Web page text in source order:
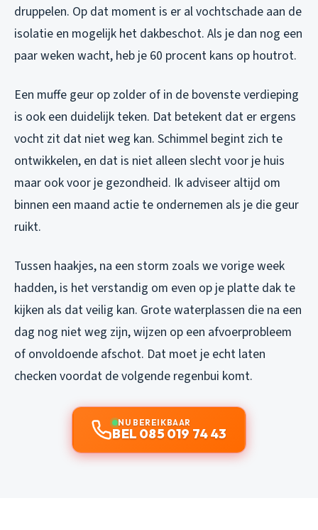
druppelen. Op dat moment is er al vochtschade aan de
isolatie en mogelijk het dakbeschot. Als je dan nog een
paar weken wacht, heb je 60 procent kans op houtrot.
Een muffe geur op zolder of in de bovenste verdieping
is ook een duidelijk teken. Dat betekent dat er ergens
vocht zit dat niet weg kan. Schimmel begint zich te
ontwikkelen, en dat is niet alleen slecht voor je huis
maar ook voor je gezondheid. Ik adviseer altijd om
binnen een maand actie te ondernemen als je die geur
ruikt.
Tussen haakjes, na een storm zoals we vorige week
hadden, is het verstandig om even op je platte dak te
kijken als dat veilig kan. Grote waterplassen die na een
dag nog niet weg zijn, wijzen op een afvoerprobleem
of onvoldoende afschot. Dat moet je echt laten
checken voordat de volgende regenbui komt.
NU BEREIKBAAR
BEL 085 019 74 43